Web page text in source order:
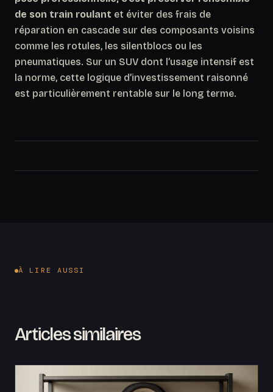
de son train roulant et éviter des frais de
réparation en cascade sur des composants voisins
comme les rotules, les silentblocs ou les
pneumatiques. Sur un SUV dont l’usage intensif est
la norme, cette logique d’investissement raisonné
est particulièrement rentable sur le long terme.
À LIRE AUSSI
Articles similaires